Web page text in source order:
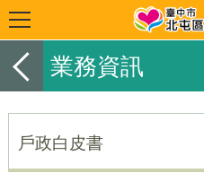
業務資訊
戶政白皮書